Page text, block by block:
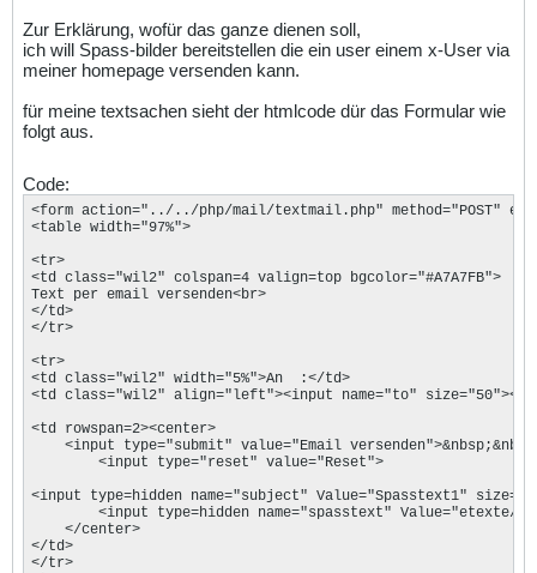
Zur Erklärung, wofür das ganze dienen soll,
ich will Spass-bilder bereitstellen die ein user einem x-User via
meiner homepage versenden kann.
für meine textsachen sieht der htmlcode dür das Formular wie
folgt aus.
Code:
<form action="../../php/mail/textmail.php" method="POST"
<table width="97%">
<tr>
<td class="wil2" colspan=4 valign=top bgcolor="#A7A7FB">
Text per email versenden<br>
</td>
</tr>
<tr>
<td class="wil2" width="5%">An  :</td>
<td class="wil2" align="left"><input name="to" size="50"></
<td rowspan=2><center>
<input type="submit" value="Email
        <input type="reset" value="Reset">
<input type=hidden name="subject" Value="Spasstext1"
<input type=hidden name="spasstext" Value="etexte/
    </center>
</td>
</tr>